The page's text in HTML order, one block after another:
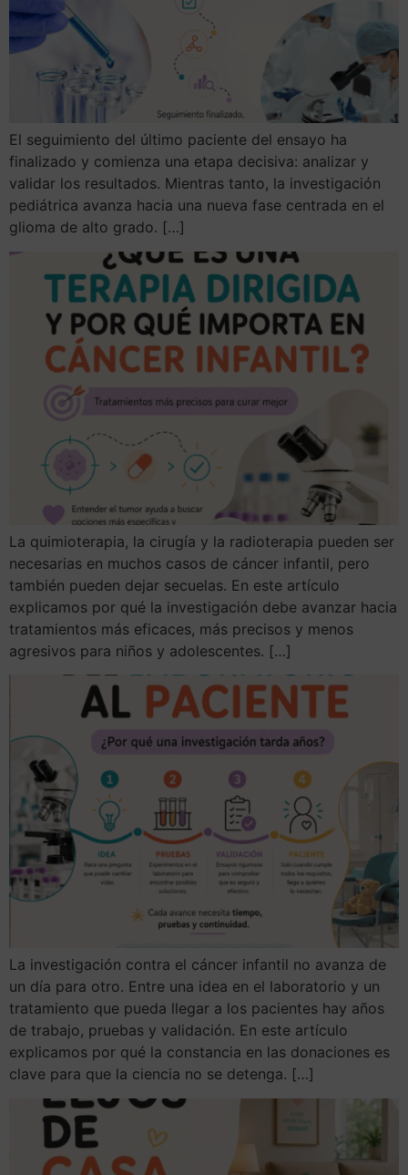
El seguimiento del último paciente del ensayo ha
finalizado y comienza una etapa decisiva: analizar y
validar los resultados. Mientras tanto, la investigación
pediátrica avanza hacia una nueva fase centrada en el
glioma de alto grado. […]
La quimioterapia, la cirugía y la radioterapia pueden ser
necesarias en muchos casos de cáncer infantil, pero
también pueden dejar secuelas. En este artículo
explicamos por qué la investigación debe avanzar hacia
tratamientos más eficaces, más precisos y menos
agresivos para niños y adolescentes. […]
La investigación contra el cáncer infantil no avanza de
un día para otro. Entre una idea en el laboratorio y un
tratamiento que pueda llegar a los pacientes hay años
de trabajo, pruebas y validación. En este artículo
explicamos por qué la constancia en las donaciones es
clave para que la ciencia no se detenga. […]